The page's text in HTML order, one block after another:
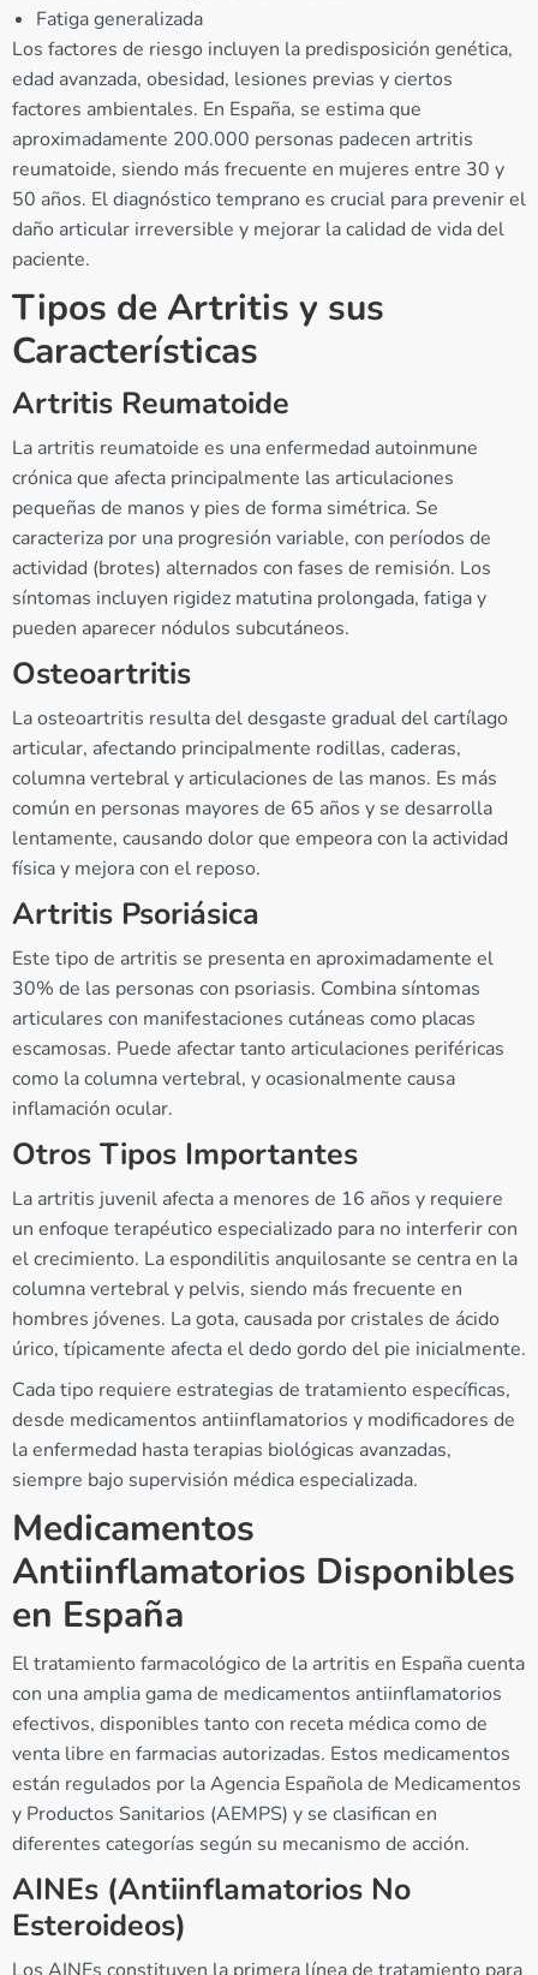
Fatiga generalizada
Los factores de riesgo incluyen la predisposición genética,
edad avanzada, obesidad, lesiones previas y ciertos
factores ambientales. En España, se estima que
aproximadamente 200.000 personas padecen artritis
reumatoide, siendo más frecuente en mujeres entre 30 y
50 años. El diagnóstico temprano es crucial para prevenir el
daño articular irreversible y mejorar la calidad de vida del
paciente.
Tipos de Artritis y sus
Características
Artritis Reumatoide
La artritis reumatoide es una enfermedad autoinmune
crónica que afecta principalmente las articulaciones
pequeñas de manos y pies de forma simétrica. Se
caracteriza por una progresión variable, con períodos de
actividad (brotes) alternados con fases de remisión. Los
síntomas incluyen rigidez matutina prolongada, fatiga y
pueden aparecer nódulos subcutáneos.
Osteoartritis
La osteoartritis resulta del desgaste gradual del cartílago
articular, afectando principalmente rodillas, caderas,
columna vertebral y articulaciones de las manos. Es más
común en personas mayores de 65 años y se desarrolla
lentamente, causando dolor que empeora con la actividad
física y mejora con el reposo.
Artritis Psoriásica
Este tipo de artritis se presenta en aproximadamente el
30% de las personas con psoriasis. Combina síntomas
articulares con manifestaciones cutáneas como placas
escamosas. Puede afectar tanto articulaciones periféricas
como la columna vertebral, y ocasionalmente causa
inflamación ocular.
Otros Tipos Importantes
La artritis juvenil afecta a menores de 16 años y requiere
un enfoque terapéutico especializado para no interferir con
el crecimiento. La espondilitis anquilosante se centra en la
columna vertebral y pelvis, siendo más frecuente en
hombres jóvenes. La gota, causada por cristales de ácido
úrico, típicamente afecta el dedo gordo del pie inicialmente.
Cada tipo requiere estrategias de tratamiento específicas,
desde medicamentos antiinflamatorios y modificadores de
la enfermedad hasta terapias biológicas avanzadas,
siempre bajo supervisión médica especializada.
Medicamentos
Antiinflamatorios Disponibles
en España
El tratamiento farmacológico de la artritis en España cuenta
con una amplia gama de medicamentos antiinflamatorios
efectivos, disponibles tanto con receta médica como de
venta libre en farmacias autorizadas. Estos medicamentos
están regulados por la Agencia Española de Medicamentos
y Productos Sanitarios (AEMPS) y se clasifican en
diferentes categorías según su mecanismo de acción.
AINEs (Antiinflamatorios No
Esteroideos)